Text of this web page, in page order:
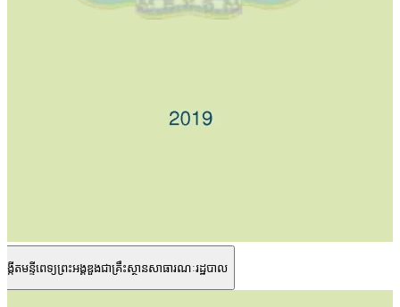
កើតមន្ទីពេទ្យព្រះអង្គឌួងជាគ្រឹះស្ថានសាធារណៈរដ្ឋបាល